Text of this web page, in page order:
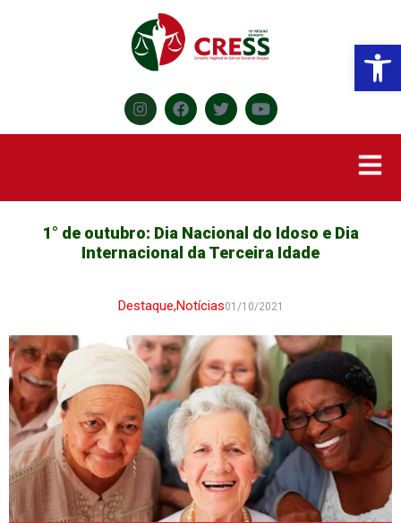
1° de outubro: Dia Nacional do Idoso e Dia
Internacional da Terceira Idade
Destaque,Notícias01/10/2021